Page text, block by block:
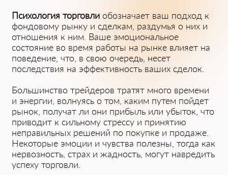
Психология торговли обозначает ваш подход к
фондовому рынку и сделкам, раздумья о них и
отношения к ним. Ваше эмоциональное
состояние во время работы на рынке влияет на
поведение, что, в свою очередь, несет
последствия на эффективность ваших сделок.
Большинство трейдеров тратят много времени
и энергии, волнуясь о том, каким путем пойдет
рынок, получат ли они прибыль или убыток, что
приводит к сильному стрессу и принятию
неправильных решений по покупке и продаже.
Некоторые эмоции и чувства полезны, тогда как
нервозность, страх и жадность, могут навредить
успеху торговли.